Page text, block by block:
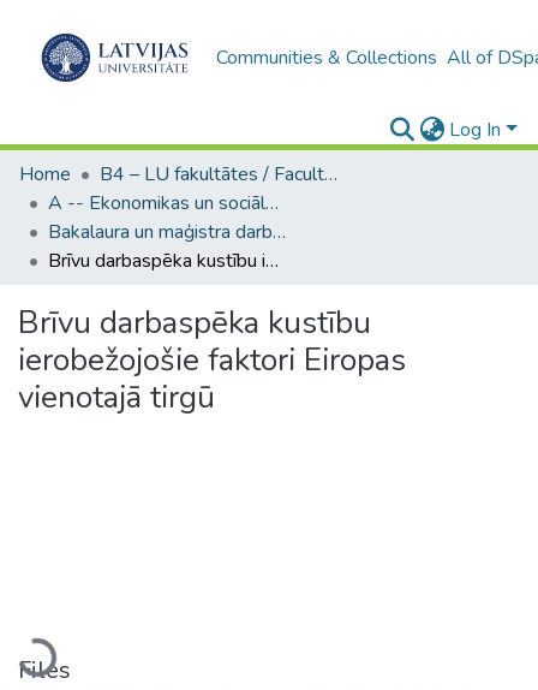
Communities & Collections All of
Log In
Home
B4 – LU fakultātes / Faculties of the UL
A -- Ekonomikas un sociālo zinātņu fakultāte / Faculty of Economics and Social Sciences
Bakalaura un maģistra darbi (ESZF) / Bachelor's and Master's theses
Brīvu darbaspēka kustību ierobežojošie faktori Eiropas vienotajā tirgū
Brīvu darbaspēka kustību
ierobežojošie faktori Eiropas
vienotajā tirgū
Loading...
Files